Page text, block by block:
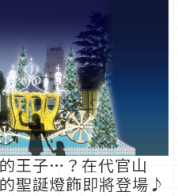
王子…？在代官山
聖誕燈飾即將登場♪